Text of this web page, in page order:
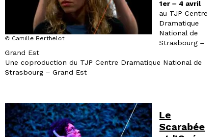
© Camille Berthelot
1er – 4 avril
au TJP Centre
Dramatique
National de
Strasbourg –
Grand Est
Une coproduction du TJP Centre Dramatique National de
Strasbourg – Grand Est
Le
Scarabée